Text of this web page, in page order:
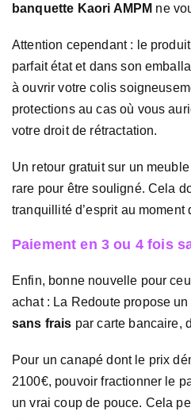
banquette Kaori AMPM ne
Attention cependant : le
parfait état et dans son
à ouvrir votre colis
protections au cas où vous
votre droit de rétractation.
Un retour gratuit sur un
rare pour être souligné. Cela
tranquillité d’esprit au moment
Paiement en 3 ou 4 fois
Enfin, bonne nouvelle pour
achat : La Redoute propose un
sans frais par carte bancaire,
Pour un canapé dont le prix
2100€, pouvoir fractionner le
un vrai coup de pouce. Cela